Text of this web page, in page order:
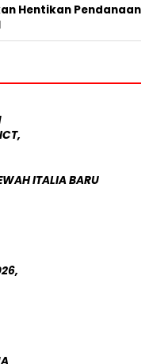
Hentikan Pendanaan
ITALIA BARU